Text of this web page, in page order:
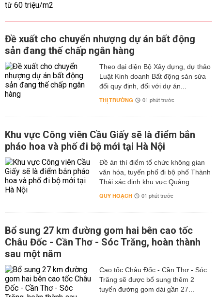
Đề xuất cho chuyển nhượng dự án bất động
sản đang thế chấp ngân hàng
Theo đại diện Bộ Xây dựng, dự thảo
Luật Kinh doanh Bất động sản sửa
đổi quy định, đối với dự án...
THỊ TRƯỜNG 01 phút trước
Khu vực Công viên Cầu Giấy sẽ là điểm bắn
pháo hoa và phố đi bộ mới tại Hà Nội
Đề án thí điểm tổ chức không gian
văn hóa, tuyến phố đi bộ phố Thành
Thái xác định khu vực Quảng...
QUY HOẠCH 01 phút trước
Bổ sung 27 km đường gom hai bên cao tốc
Châu Đốc - Cần Thơ - Sóc Trăng, hoàn thành
sau một năm
Cao tốc Châu Đốc - Cần Thơ - Sóc
Trăng sẽ được bổ sung thêm 2
tuyến đường gom dài gần 27...